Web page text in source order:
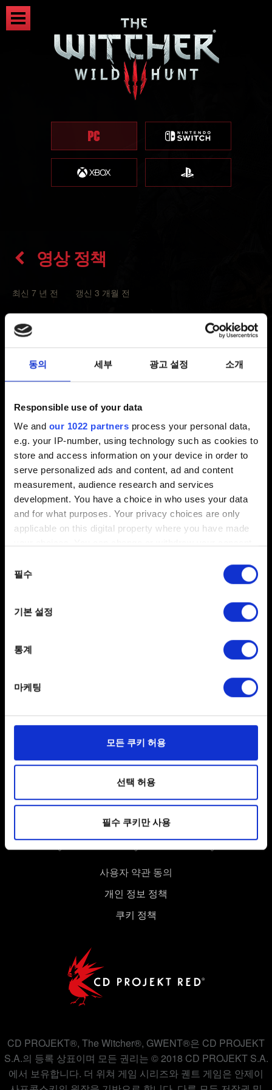
동의 세부 광고 설정 소개
Responsible use of your data
We and our 1022 partners process your personal data,
e.g. your IP-number, using technology such as cookies to
store and access information on your device in order to
serve personalized ads and content, ad and content
measurement, audience research and services
development. You have a choice in who uses your data
and for what purposes. Your privacy choices are only
applicable on this digital property where you have made
the Privacy trigger icon.
Collect information about your geographical
Identify your device by actively scanning it for
Find out more about how your personal data is processed
일부 쿠키는 웹 사이트를 정상적으로 이용하기 위해
관련 기술적 피드백을 제공하여 사용자의 웹사이트 이용
환경을 개선하기 위해 사용됩니다. 예를 들어, 소셜
미디어를 통해 사용자와 소통할 경우, 사용자의 선호도를
파악하기 위해 쿠키의 일부를 저희 파트너와 공유할 수도
있습니다. 물론, 이처럼 선택적으로 쿠키를 사용할
경우에는 사용자의 동의를 구할 것입니다.
쿠키 사용에 관한 세부 사항이나 관련 설정은 아래의
선택
필수
기본 설정
통계
마케팅
모든 쿠키 허용
선택 허용
필수 쿠키만 사용
영상 정책
최신 7 년 전 갱신 3 개월 전
저희는 누구나 저희 게임의 콘텐츠를 사용해 영상을
만들도록 장려합니다. 환상적인 공략, 완주 영상, 플레이
영상 리뷰 등 여러분이 제작해주시는 콘텐츠는 언제나
환영입니다. 그런 콘텐츠가 제작된다는 사실 자체도
콘텐츠가 있으면 고민하지 말고 YouTube, Twitch와 다른
영상 공유 웹사이트에 올려 주세요.
다만, 저희 콘텐츠는 상업적인 용도로 이용할 수 없습니다.
제작자는 영상을 보는 이용자에게 요금을 청구할 수
없으며, 상업적인 목적으로 타인에게 판매하거나 사용을
허가할 수 없습니다.
하지만 YouTube나 Twitch 파트너 프로그램이나 다른 영상
공유 사이트의 유사한 제휴 프로그램에 참여했다면, 저희
콘텐츠를 이용한 영상으로 수익을 창출할 수 있습니다.
멋지게 만들고 즐겨주세요!
한국어
SNS 접속
사용자 약관 동의
개인 정보 정책
쿠키 정책
CD PROJEKT®, The Witcher®, GWENT®은 CD PROJEKT
S.A.의 등록 상표이며 모든 권리는 © 2018 CD PROJEKT S.A.
에서 보유합니다. 더 위쳐 게임 시리즈와 궨트 게임은 안제이